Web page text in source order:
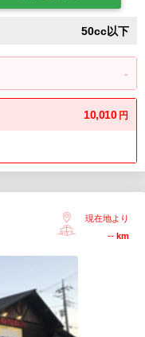
50cc以下
-
10,010 円
現在地より
-- km